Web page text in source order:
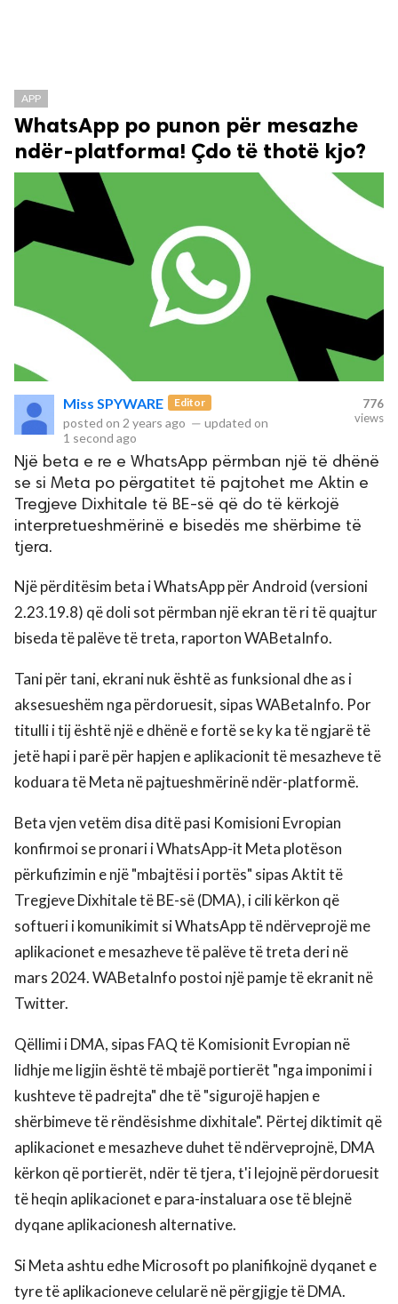
APP
WhatsApp po punon për mesazhe
ndër-platforma! Çdo të thotë kjo?
Miss SPYWARE Editor
posted on 2 years ago — updated on
1 second ago
776
views
Një beta e re e WhatsApp përmban një të dhënë
se si Meta po përgatitet të pajtohet me Aktin e
Tregjeve Dixhitale të BE-së që do të kërkojë
interpretueshmërinë e bisedës me shërbime të
tjera.
Një përditësim beta i WhatsApp për Android (versioni
2.23.19.8) që doli sot përmban një ekran të ri të quajtur
biseda të palëve të treta, raporton WABetaInfo.
Tani për tani, ekrani nuk është as funksional dhe as i
aksesueshëm nga përdoruesit, sipas WABetaInfo. Por
titulli i tij është një e dhënë e fortë se ky ka të ngjarë të
jetë hapi i parë për hapjen e aplikacionit të mesazheve të
koduara të Meta në pajtueshmërinë ndër-platformë.
Beta vjen vetëm disa ditë pasi Komisioni Evropian
konfirmoi se pronari i WhatsApp-it Meta plotëson
përkufizimin e një "mbajtësi i portës" sipas Aktit të
Tregjeve Dixhitale të BE-së (DMA), i cili kërkon që
softueri i komunikimit si WhatsApp të ndërveprojë me
aplikacionet e mesazheve të palëve të treta deri në
mars 2024. WABetaInfo postoi një pamje të ekranit në
Twitter.
Qëllimi i DMA, sipas FAQ të Komisionit Evropian në
lidhje me ligjin është të mbajë portierët "nga imponimi i
kushteve të padrejta" dhe të "sigurojë hapjen e
shërbimeve të rëndësishme dixhitale". Përtej diktimit që
aplikacionet e mesazheve duhet të ndërveprojnë, DMA
kërkon që portierët, ndër të tjera, t'i lejojnë përdoruesit
të heqin aplikacionet e para-instaluara ose të blejnë
dyqane aplikacionesh alternative.
Si Meta ashtu edhe Microsoft po planifikojnë dyqanet e
tyre të aplikacioneve celularë në përgjigje të DMA.